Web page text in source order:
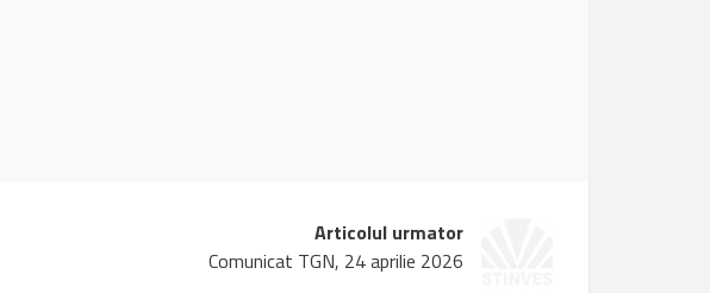
Articolul urmator
Comunicat TGN, 24 aprilie 2026